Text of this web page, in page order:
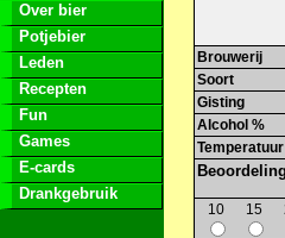
Over bier
Potjebier
Leden
Recepten
Fun
Games
E-cards
Drankgebruik
Brouwerij
Soort
Gisting
Alcohol %
Temperatuur
Beoordeling
10 15